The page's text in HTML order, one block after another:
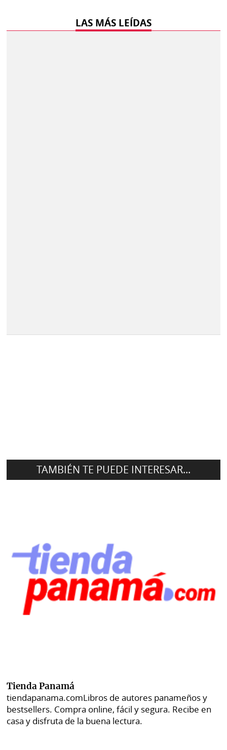
LAS MÁS LEÍDAS
TAMBIÉN TE PUEDE INTERESAR...
Tienda Panamá
tiendapanama.comLibros de autores panameños y
bestsellers. Compra online, fácil y segura. Recibe en
casa y disfruta de la buena lectura.